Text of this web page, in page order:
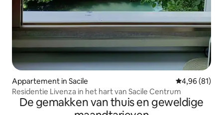
Appartement in Sacile Gemiddelde
4,96 (81)
Residentie Livenza in het hart van Sacile Centrum
De gemakken van thuis en geweldige